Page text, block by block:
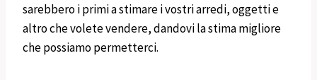
sarebbero i primi a stimare i vostri arredi, oggetti e
altro che volete vendere, dandovi la stima migliore
che possiamo permetterci.